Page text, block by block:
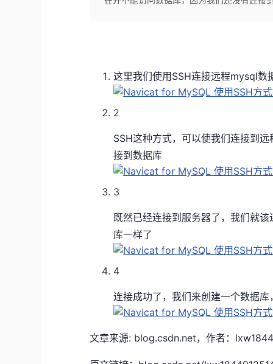
这里我们使用SSH连接远程mysql数
2
SSH这种方式，可以使我们连接到
接到数据库
3
既然已经连接到服务器了，我们就
库一样了
4
连接成功了，我们来创建一个数据库
文章来源: blog.csdn.net，作者：